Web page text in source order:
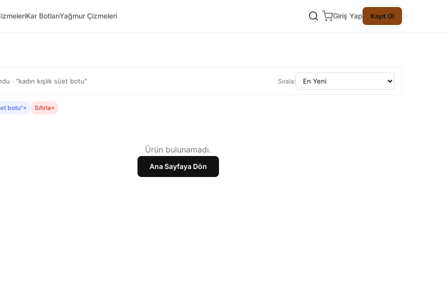
Kar BotlarıYağmur Çizmeleri Giriş Yap Kayıt Ol
· "kadın kışlık süet botu" Sırala:
botu"× Sıfırla×
Ürün bulunamadı.
Ana Sayfaya Dön